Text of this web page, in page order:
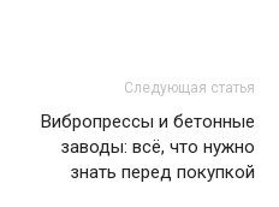
Следующая статья
Вибропрессы и бетонные
заводы: всё, что нужно
знать перед покупкой